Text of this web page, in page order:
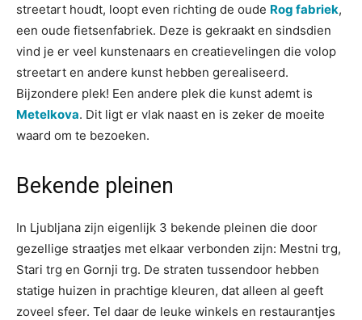
streetart houdt, loopt even richting de oude Rog fabriek,
een oude fietsenfabriek. Deze is gekraakt en sindsdien
vind je er veel kunstenaars en creatievelingen die volop
streetart en andere kunst hebben gerealiseerd.
Bijzondere plek! Een andere plek die kunst ademt is
Metelkova. Dit ligt er vlak naast en is zeker de moeite
waard om te bezoeken.
Bekende pleinen
In Ljubljana zijn eigenlijk 3 bekende pleinen die door
gezellige straatjes met elkaar verbonden zijn: Mestni trg,
Stari trg en Gornji trg. De straten tussendoor hebben
statige huizen in prachtige kleuren, dat alleen al geeft
zoveel sfeer. Tel daar de leuke winkels en restaurantjes